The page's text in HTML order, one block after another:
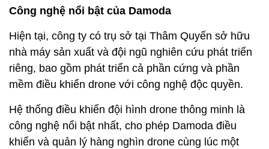
Công nghệ nổi bật của Damoda
Hiện tại, công ty có trụ sở tại Thâm Quyến sở hữu
nhà máy sản xuất và đội ngũ nghiên cứu phát triển
riêng, bao gồm phát triển cả phần cứng và phần
mềm điều khiển drone với công nghệ độc quyền.
Hệ thống điều khiển đội hình drone thông minh là
công nghệ nổi bật nhất, cho phép Damoda điều
khiển và quản lý hàng nghìn drone cùng lúc một